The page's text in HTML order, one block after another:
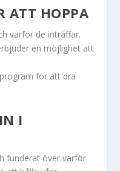
ATT HOPPA
varför de inträffar.
en möjlighet att
för att dra
I
funderat över varför